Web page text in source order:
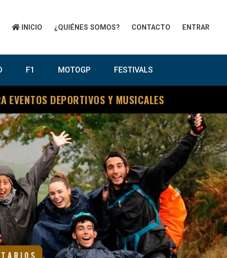
INICIO ¿QUIÉNES SOMOS? CONTACTO ENTRAR
F1 MOTOGP FESTIVALS
EVENTOS DEPORTIVOS Y MUSICALES
Next